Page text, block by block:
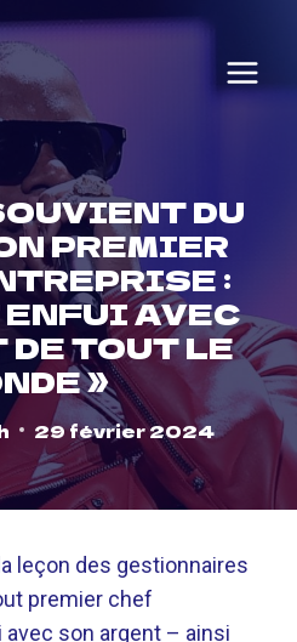
DU
PREMIER
:
AVEC
DE TOUT LE
»
29 février 2024
leçon des gestionnaires
premier chef
avec son argent – ​​ainsi